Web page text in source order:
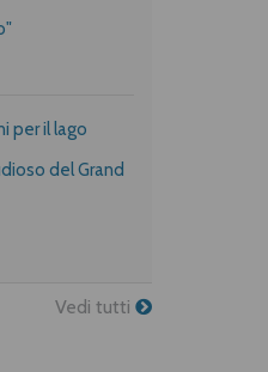
per il lago
del Grand
Vedi tutti